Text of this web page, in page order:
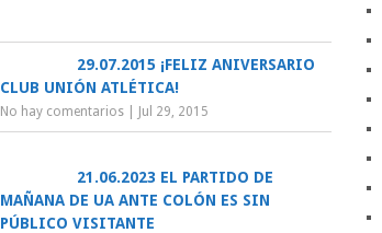
29.07.2015 ¡FELIZ ANIVERSARIO
CLUB UNIÓN ATLÉTICA!
No hay comentarios Jul 29, 2015
21.06.2023 EL PARTIDO DE
MAÑANA DE UA ANTE COLÓN ES SIN
PÚBLICO VISITANTE